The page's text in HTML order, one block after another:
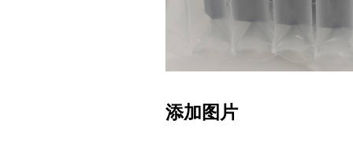
添加图片